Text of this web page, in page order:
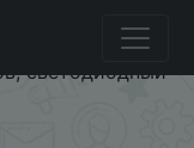
карта USB, 7,1
для ПК,
светодиодный